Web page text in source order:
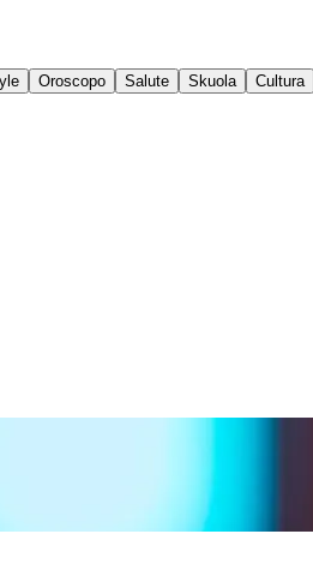
Oroscopo Salute Skuola Cultura